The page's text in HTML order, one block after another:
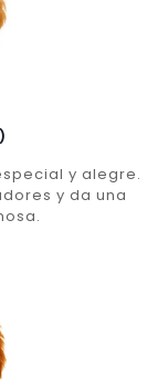
y alegre.
y da una